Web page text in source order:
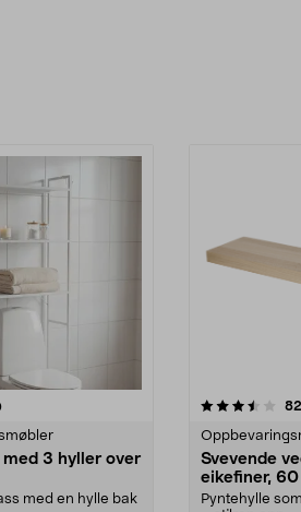
anmeldelser
3 hyller over
med en hylle bak
av 5 stjerner 82
Svevende
eikefiner,
Pyntehylle
4.5